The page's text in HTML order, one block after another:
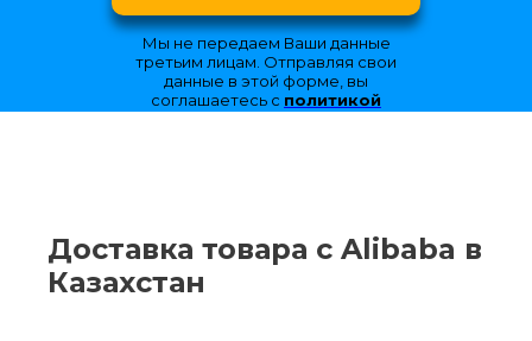
Мы не передаем Ваши данные
третьим лицам. Отправляя свои
данные в этой форме, вы
соглашаетесь с политикой
Доставка товара с Alibaba в
Казахстан